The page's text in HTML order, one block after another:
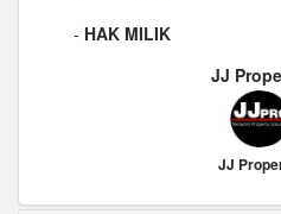
- HAK MILIK
JJ
JJ